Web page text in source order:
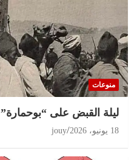
منوعات
ليلة القبض على “بوحمارة”
18 يونيو، 2026 jouy